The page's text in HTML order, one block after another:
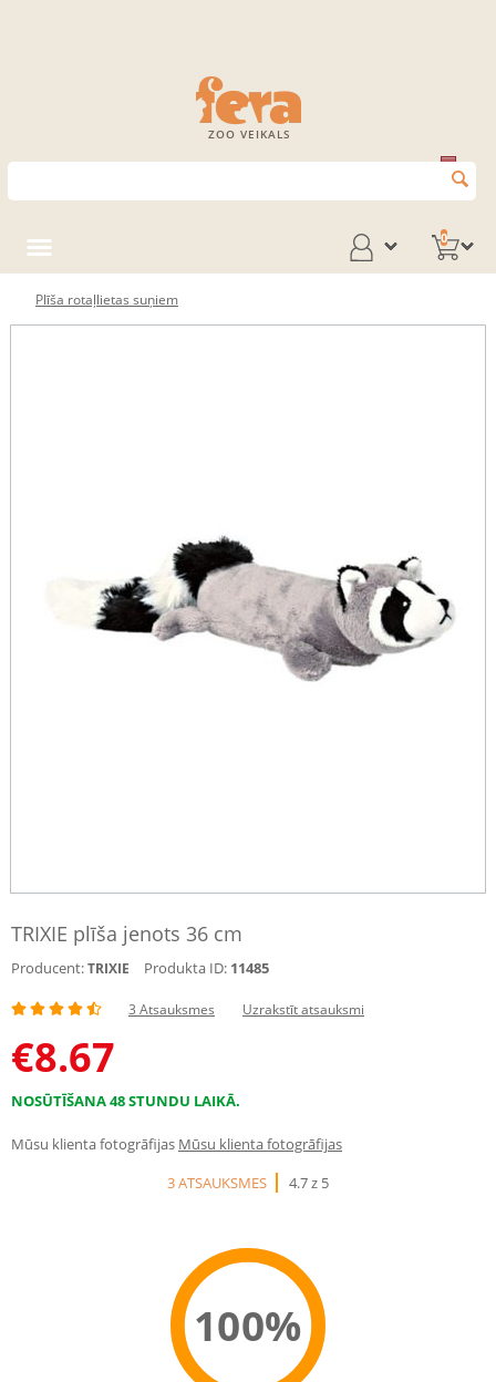
ZOO VEIKALS
0
Plīša rotaļlietas suņiem
TRIXIE plīša jenots 36 cm
Producent:TRIXIE Produkta ID: 11485
3 Atsauksmes Uzrakstīt atsauksmi
€8.67
NOSŪTĪŠANA 48 STUNDU LAIKĀ.
Mūsu klienta fotogrāfijas Mūsu klienta fotogrāfijas
3 ATSAUKSMES
4.7 z 5
100%